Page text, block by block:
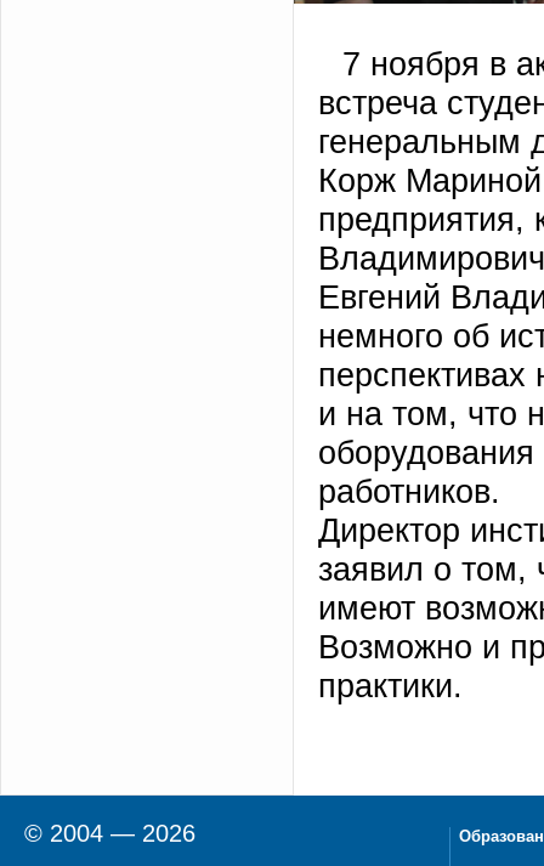
7 ноября в
встреча
генеральным
Корж
предприятия,
Евгений
немного об
и на том, что
работников.
Директор
заявил о том,
имеют
Возможно и
практики.
© 2004 — 2026